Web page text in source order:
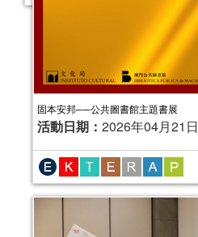
固本安邦──公共圖書館主題書展
活動日期： 2026年04月21日